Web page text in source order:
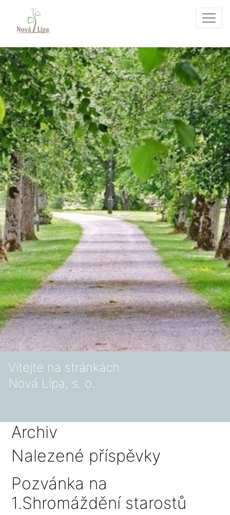
Vítejte na stránkách
Nová Lípa, s. o.
Archiv
Nalezené příspěvky
Pozvánka na
1.Shromáždění starostů